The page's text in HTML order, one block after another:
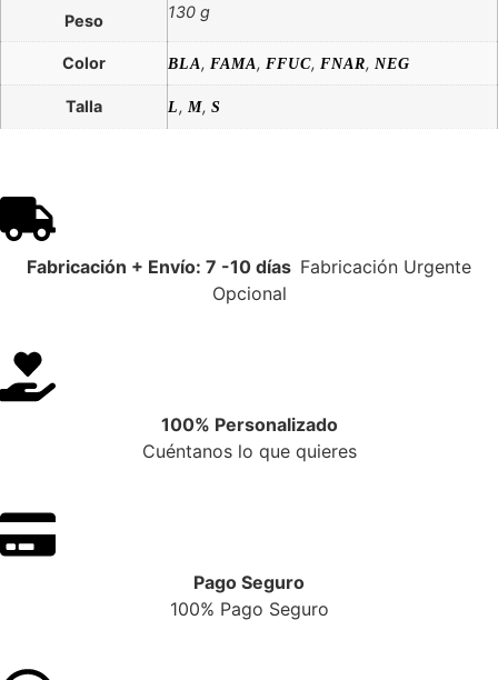
Peso 130 g
Color BLA, FAMA, FFUC, FNAR, NEG
Talla L, M, S
Fabricación + Envío: 7 -10 días Fabricación Urgente
Opcional
100% Personalizado
Cuéntanos lo que quieres
Pago Seguro
100% Pago Seguro